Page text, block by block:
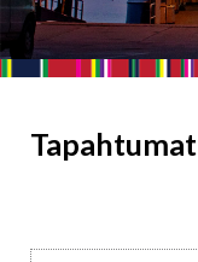
Tapahtumat